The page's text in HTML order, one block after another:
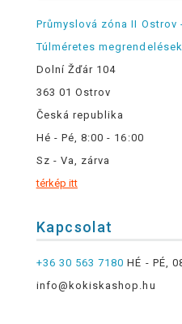
Průmyslová zóna II Ostrov
Túlméretes
Dolní Žďár 104
363 01 Ostrov
Česká republika
Hé - Pé, 8:00 - 16:00
Sz - Va, zárva
térkép itt
Kapcsolat
+36 30 563 7180 HÉ - PÉ,
info@kokiskashop.hu